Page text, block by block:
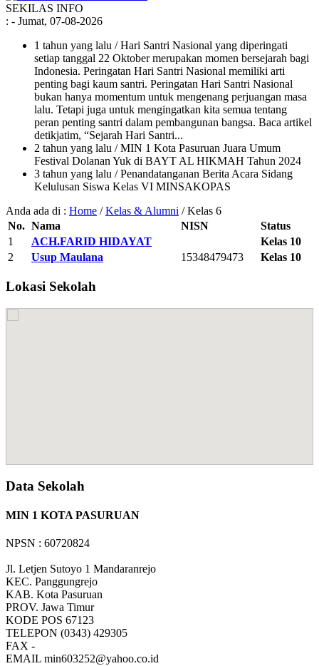
SEKILAS INFO
: - Jumat, 07-08-2026
1 tahun yang lalu / Hari Santri Nasional yang diperingati
setiap tanggal 22 Oktober merupakan momen bersejarah bagi
Indonesia. Peringatan Hari Santri Nasional memiliki arti
penting bagi kaum santri. Peringatan Hari Santri Nasional
bukan hanya momentum untuk mengenang perjuangan masa
lalu. Tetapi juga untuk mengingatkan kita semua tentang
peran penting santri dalam pembangunan bangsa. Baca artikel
detikjatim, “Sejarah Hari Santri...
2 tahun yang lalu / MIN 1 Kota Pasuruan Juara Umum
Festival Dolanan Yuk di BAYT AL HIKMAH Tahun 2024
3 tahun yang lalu / Penandatanganan Berita Acara Sidang
Kelulusan Siswa Kelas VI MINSAKOPAS
Anda ada di : Home /Kelas & Alumni /Kelas 6
No. Nama NISN
Status
1
ACH.FARID HIDAYAT
Kelas 10
2
Usup Maulana 15348479473 Kelas 10
Lokasi Sekolah
Data Sekolah
MIN 1 KOTA PASURUAN
NPSN : 60720824
Jl. Letjen Sutoyo 1 Mandaranrejo
KEC. Panggungrejo
KAB. Kota Pasuruan
PROV. Jawa Timur
KODE POS 67123
TELEPON (0343) 429305
FAX -
EMAIL min603252@yahoo.co.id